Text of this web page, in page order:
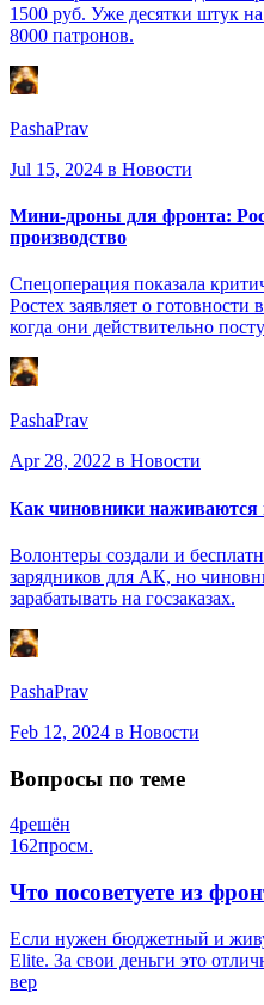
1500 руб. Уже десятки штук
8000 патронов.
PashaPrav
Jul 15, 2024 в Новости
Мини-дроны для фронта:
производство
Спецоперация показала
Ростех заявляет о
когда они действительно
PashaPrav
Apr 28, 2022 в Новости
Как чиновники наживаются
Волонтеры создали и
зарядников для АК, но
зарабатывать на госзаказах.
PashaPrav
Feb 12, 2024 в Новости
Вопросы по теме
4решён
162просм.
Что посоветуете из
Если нужен бюджетный и
Elite. За свои деньги это
вер